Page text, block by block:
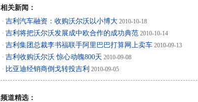
相关新闻：
· 吉利汽车融资：收购沃尔沃以小博大 2010-10-18
· 吉利将把沃尔沃发展成中欧合作的成功典范 2010-10-14
· 吉利集团总裁李书福联手阿里巴巴打算网上卖车 2010-09-13
· 吉利收购沃尔沃 惊心动魄800天 2010-09-08
· 比亚迪经销商倒戈转投吉利 2010-09-05
频道精选：